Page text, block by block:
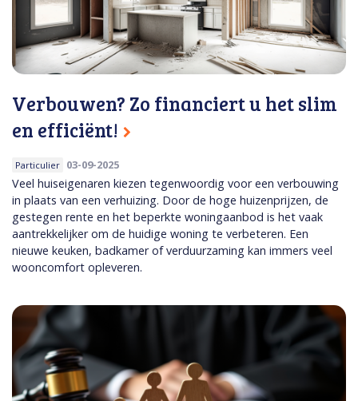
Verbouwen? Zo financiert u het slim
en efficiënt!
Particulier 03-09-2025
Veel huiseigenaren kiezen tegenwoordig voor een verbouwing
in plaats van een verhuizing. Door de hoge huizenprijzen, de
gestegen rente en het beperkte woningaanbod is het vaak
aantrekkelijker om de huidige woning te verbeteren. Een
nieuwe keuken, badkamer of verduurzaming kan immers veel
wooncomfort opleveren.